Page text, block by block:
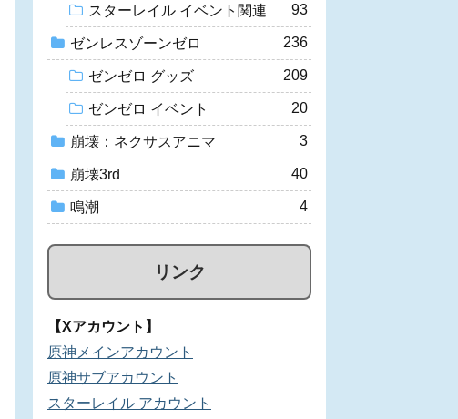
スターレイル イベント関連 93
ゼンレスゾーンゼロ 236
ゼンゼロ グッズ 209
ゼンゼロ イベント 20
崩壊：ネクサスアニマ 3
崩壊3rd 40
鳴潮 4
リンク
【Xアカウント】
原神メインアカウント
原神サブアカウント
スターレイル アカウント